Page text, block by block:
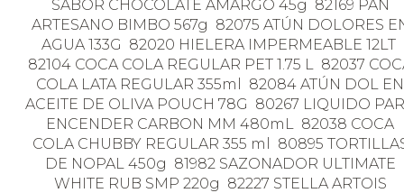
SABOR CHOCOLATE AMARGO 45g 82169 PAN
ARTESANO BIMBO 567g 82075 ATÚN DOLORES
AGUA 133G 82020 HIELERA IMPERMEABLE 12LT
82104 COCA COLA REGULAR PET 1.75 L 82037
COLA LATA REGULAR 355ml 82084 ATÚN DOL EN
ACEITE DE OLIVA POUCH 78G 80267 LIQUIDO
ENCENDER CARBON MM 480mL 82038 COCA
COLA CHUBBY REGULAR 355 ml 80895
DE NOPAL 450g 81982 SAZONADOR ULTIMATE
WHITE RUB SMP 220g 82227 STELLA ARTOIS